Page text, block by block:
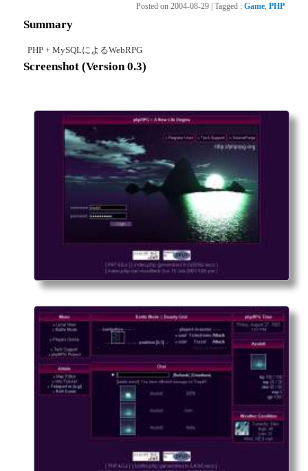
Posted on 2004-08-29 Tagged : Game, PHP
Summary
PHP + MySQLによるWebRPG
Screenshot (Version 0.3)